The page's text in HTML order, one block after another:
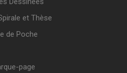
et Thèse
de Poche
page